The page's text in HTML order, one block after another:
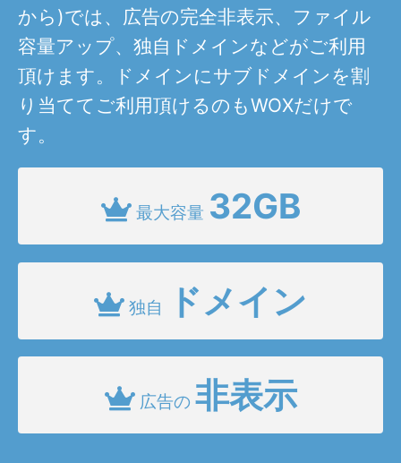
から)では、広告の完全非表示、ファイル
容量アップ、独自ドメインなどがご利用
頂けます。ドメインにサブドメインを割
り当ててご利用頂けるのもWOXだけで
す。
最大容量 32GB
独自 ドメイン
広告の 非表示